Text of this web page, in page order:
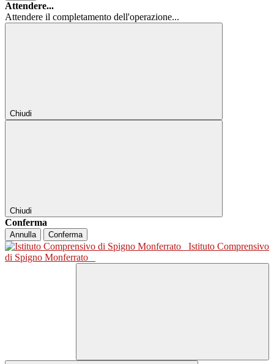
Attendere...
Attendere il completamento dell'operazione...
Chiudi
Chiudi
Conferma
Annulla Conferma
Istituto Comprensivo
di Spigno Monferrato